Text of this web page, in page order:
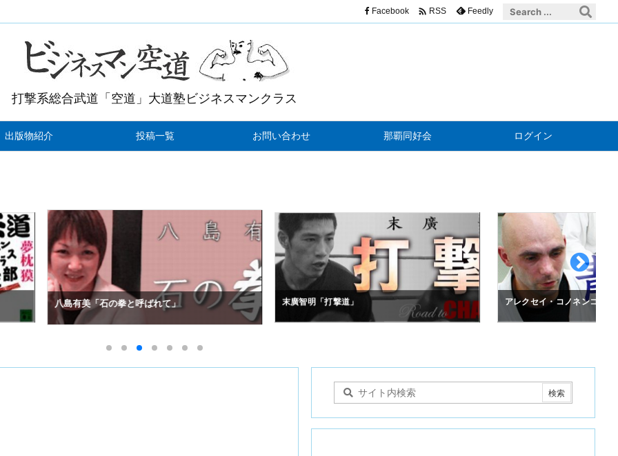
打撃系総合武道「空道」大道塾ビジネスマンクラス
出版物紹介 投稿一覧 お問い合わせ 那覇同好会 ログイン
Facebook  RSS Feedly
八島有美「石の拳と呼ばれて」 末廣智明「打撃道」 アレクセイ・コノネンコ「